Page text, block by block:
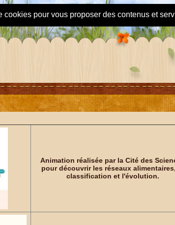
pour vous proposer des contenus et
Animation réalisée par la Cité des
pour découvrir les réseaux
classification et l'évolution.